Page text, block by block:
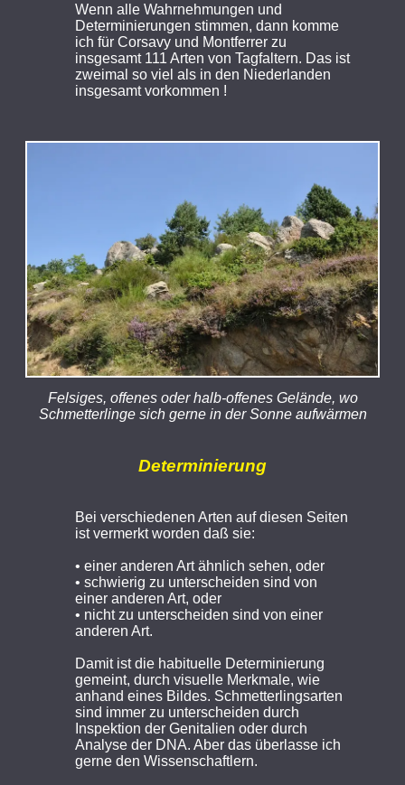
Wenn alle Wahrnehmungen und
Determinierungen stimmen, dann komme
ich für Corsavy und Montferrer zu
insgesamt 111 Arten von Tagfaltern. Das ist
zweimal so viel als in den Niederlanden
insgesamt vorkommen !
Felsiges, offenes oder halb-offenes Gelände, wo
Schmetterlinge sich gerne in der Sonne aufwärmen
Determinierung
Bei verschiedenen Arten auf diesen Seiten
ist vermerkt worden daß sie:
• einer anderen Art ähnlich sehen, oder
• schwierig zu unterscheiden sind von
einer anderen Art, oder
• nicht zu unterscheiden sind von einer
anderen Art.
Damit ist die habituelle Determinierung
gemeint, durch visuelle Merkmale, wie
anhand eines Bildes. Schmetterlingsarten
sind immer zu unterscheiden durch
Inspektion der Genitalien oder durch
Analyse der DNA. Aber das überlasse ich
gerne den Wissenschaftlern.